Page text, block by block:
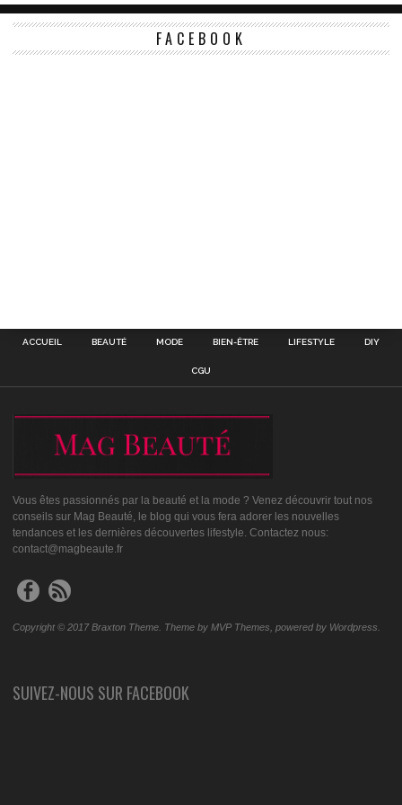
FACEBOOK
ACCUEIL BEAUTÉ MODE BIEN-ÊTRE LIFESTYLE DIY
CGU
Vous êtes passionnés par la beauté et la mode ? Venez découvrir tout nos
conseils sur Mag Beauté, le blog qui vous fera adorer les nouvelles
tendances et les dernières découvertes lifestyle. Contactez nous:
contact@magbeaute.fr
Copyright © 2017 Braxton Theme. Theme by MVP Themes, powered by Wordpress.
SUIVEZ-NOUS SUR FACEBOOK